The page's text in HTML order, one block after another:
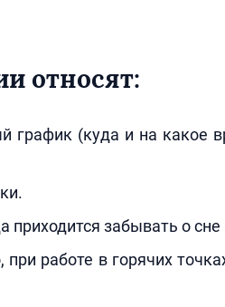
относят:
график (куда и на какое
приходится забывать о
работе в горячих